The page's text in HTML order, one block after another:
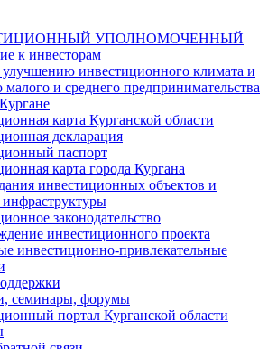
УПОЛНОМОЧЕННЫЙ
к инвесторам
инвестиционного климата и
малого и среднего предпринимательства
карта Курганской области
декларация
паспорт
карта города Кургана
инвестиционных объектов и
инфраструктуры
законодательство
инвестиционного проекта
инвестиционно-привлекательные
семинары, форумы
портал Курганской области